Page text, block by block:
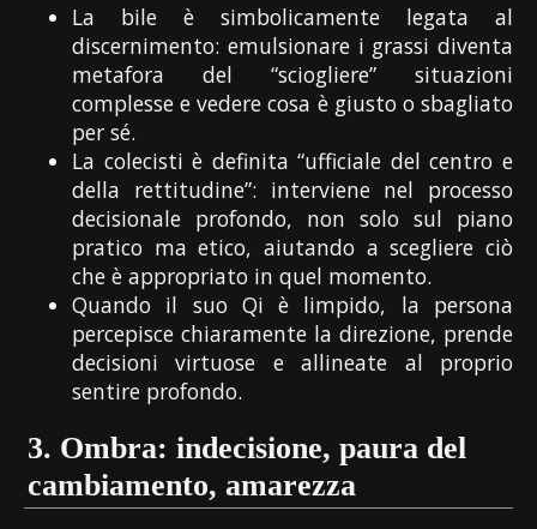
La bile è simbolicamente legata al
discernimento: emulsionare i grassi diventa
metafora del “sciogliere” situazioni
complesse e vedere cosa è giusto o sbagliato
per sé.
La colecisti è definita “ufficiale del centro e
della rettitudine”: interviene nel processo
decisionale profondo, non solo sul piano
pratico ma etico, aiutando a scegliere ciò
che è appropriato in quel momento.
Quando il suo Qi è limpido, la persona
percepisce chiaramente la direzione, prende
decisioni virtuose e allineate al proprio
sentire profondo.
3. Ombra: indecisione, paura del
cambiamento, amarezza